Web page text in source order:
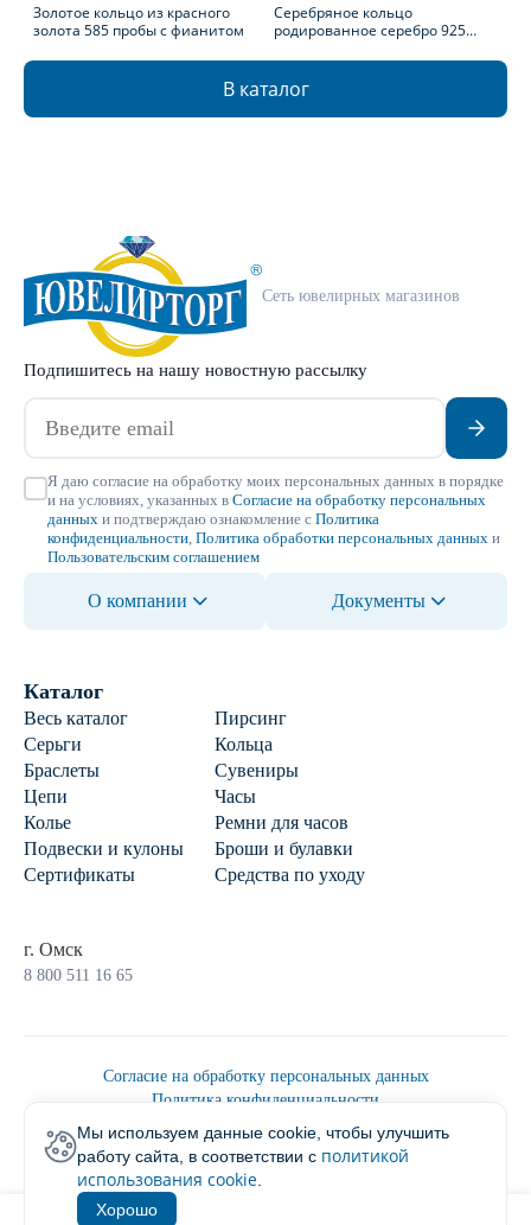
Золотое кольцо из красного
золота 585 пробы с фианитом
Серебряное кольцо
родированное серебро 925
В каталог
Сеть ювелирных магазинов
Подпишитесь на нашу новостную рассылку
Я даю согласие на обработку моих персональных данных в порядке
и на условиях, указанных в Согласие на обработку персональных
данных и подтверждаю ознакомление с Политика
конфиденциальности Политика обработки персональных данных и
Пользовательским соглашением
О компании Документы
Каталог
Весь каталог
Пирсинг
Серьги
Кольца
Браслеты
Сувениры
Цепи
Часы
Колье
Ремни для часов
Подвески и кулоны
Броши и булавки
Сертификаты
Средства по уходу
г. Омск
8 800 511 16 65
Согласие на обработку персональных данных
Политика конфиденциальности
Политика обработки персональных данных
Пользовательским соглашением
2026 © Ювелирторг
Мы используем данные cookie, чтобы улучшить
работу сайта, в соответствии с политикой
использования cookie
Хорошо